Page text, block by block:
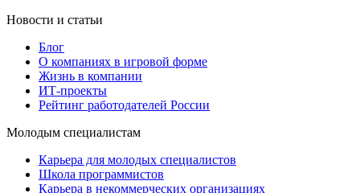
Новости и статьи
Блог
О компаниях в игровой форме
Жизнь в компании
ИТ-проекты
Рейтинг работодателей России
Молодым специалистам
Карьера для молодых специалистов
Школа программистов
Карьера в некоммерческих организациях